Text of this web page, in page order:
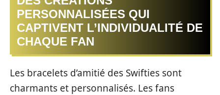
PERSONNALISÉES QUI
CAPTIVENT L’INDIVIDUALITÉ DE
CHAQUE FAN
Les bracelets d’amitié des Swifties sont
charmants et personnalisés. Les fans